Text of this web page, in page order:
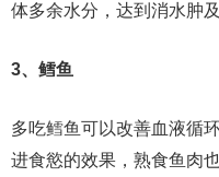
体多余水分，达到消水肿
3、鳕鱼
多吃鳕鱼可以改善血液循
进食慾的效果，熟食鱼肉